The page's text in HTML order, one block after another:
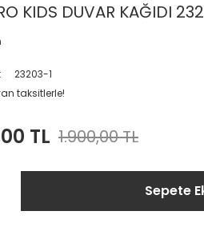
KIDS DUVAR KAĞIDI
23203-1
taksitlerle!
TL 1.900,00 TL
Sepete